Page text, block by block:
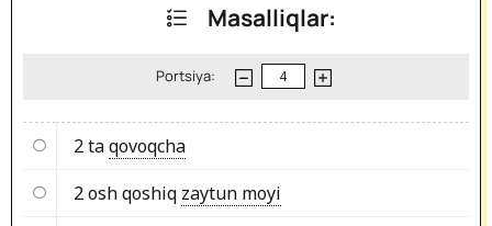
Masalliqlar:
Portsiya:
2 taqovoqcha
2 osh qoshiq zaytun moyi